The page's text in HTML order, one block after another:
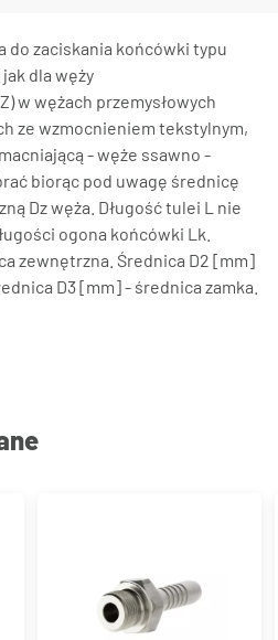
do zaciskania końcówki typu
dla węży
w wężach przemysłowych
ze wzmocnieniem tekstylnym,
- węże ssawno -
biorąc pod uwagę średnicę
Dz węża. Długość tulei L nie
ogona końcówki Lk.
zewnętrzna. Średnica D2 [mm]
D3 [mm] - średnica zamka.